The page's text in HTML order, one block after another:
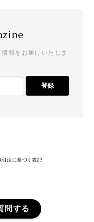
報をお届けいたしま
登録
引法に基づく表記
問する